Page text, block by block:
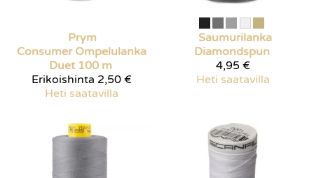
Prym
Consumer Ompelulanka
Duet 100 m
Erikoishinta 2,50 €
Heti saatavilla
Saumurilanka
Diamondspun
4,95 €
Heti saatavilla